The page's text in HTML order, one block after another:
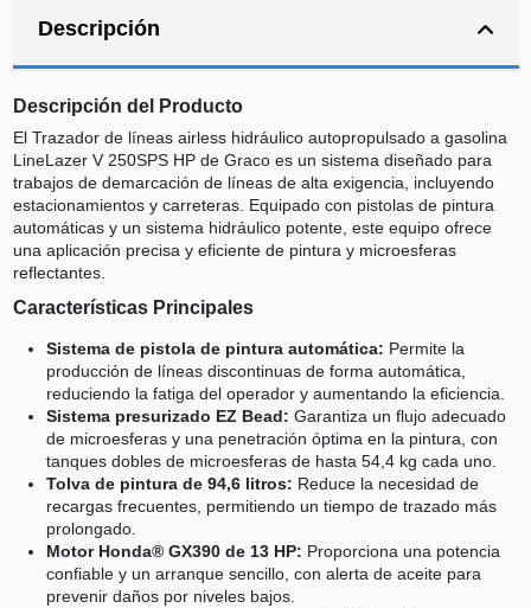
Descripción
Descripción del Producto
El Trazador de líneas airless hidráulico autopropulsado a gasolina
LineLazer V 250SPS HP de Graco es un sistema diseñado para
trabajos de demarcación de líneas de alta exigencia, incluyendo
estacionamientos y carreteras. Equipado con pistolas de pintura
automáticas y un sistema hidráulico potente, este equipo ofrece
una aplicación precisa y eficiente de pintura y microesferas
reflectantes.
Características Principales
Sistema de pistola de pintura automática: Permite la
producción de líneas discontinuas de forma automática,
reduciendo la fatiga del operador y aumentando la eficiencia.
Sistema presurizado EZ Bead: Garantiza un flujo adecuado
de microesferas y una penetración óptima en la pintura, con
tanques dobles de microesferas de hasta 54,4 kg cada uno.
Tolva de pintura de 94,6 litros: Reduce la necesidad de
recargas frecuentes, permitiendo un tiempo de trazado más
prolongado.
Motor Honda® GX390 de 13 HP: Proporciona una potencia
confiable y un arranque sencillo, con alerta de aceite para
prevenir daños por niveles bajos.